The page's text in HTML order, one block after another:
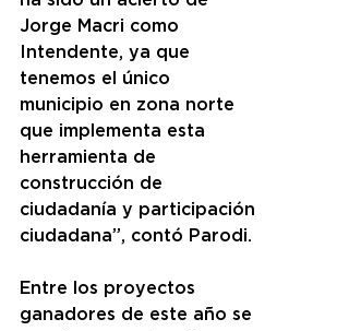
Jorge Macri como
Intendente, ya que
tenemos el único
municipio en zona norte
que implementa esta
herramienta de
construcción de
ciudadanía y participación
ciudadana”, contó Parodi.
Entre los proyectos
ganadores de este año se